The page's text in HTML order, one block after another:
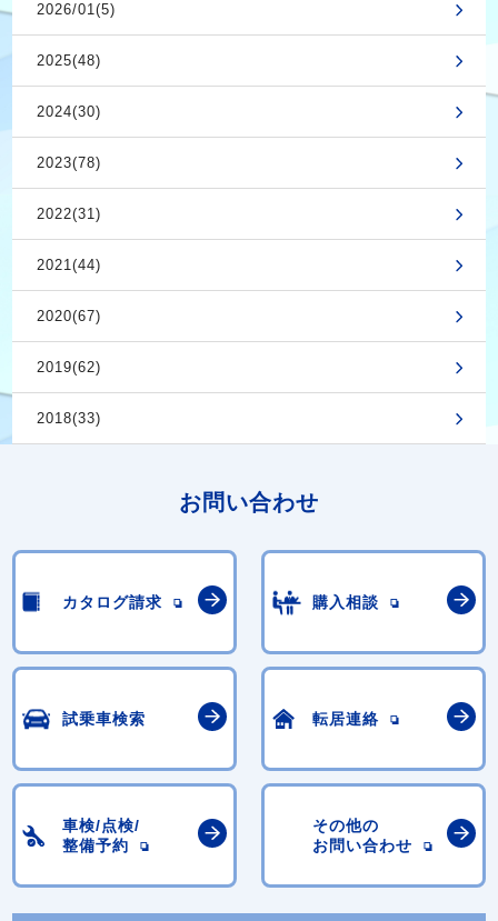
2026/01(5)
2025(48)
2024(30)
2023(78)
2022(31)
2021(44)
2020(67)
2019(62)
2018(33)
お問い合わせ
カタログ請求 購入相談
試乗車検索 転居連絡
車検/点検/
整備予約
その他の
お問い合わせ